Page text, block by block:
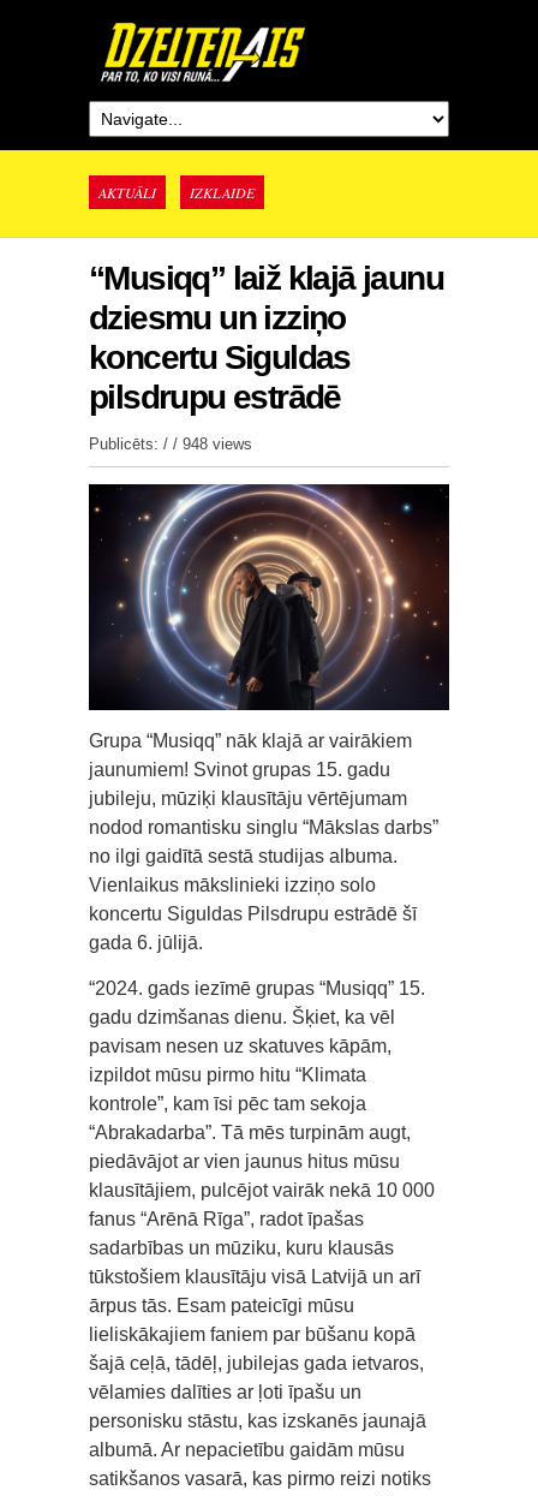
AKTUĀLI IZKLAIDE
“Musiqq” laiž klajā jaunu
dziesmu un izziņo
koncertu Siguldas
pilsdrupu estrādē
Publicēts: / / 948 views
Grupa “Musiqq” nāk klajā ar vairākiem
jaunumiem! Svinot grupas 15. gadu
jubileju, mūziķi klausītāju vērtējumam
nodod romantisku singlu “Mākslas darbs”
no ilgi gaidītā sestā studijas albuma.
Vienlaikus mākslinieki izziņo solo
koncertu Siguldas Pilsdrupu estrādē šī
gada 6. jūlijā.
“2024. gads iezīmē grupas “Musiqq” 15.
gadu dzimšanas dienu. Šķiet, ka vēl
pavisam nesen uz skatuves kāpām,
izpildot mūsu pirmo hitu “Klimata
kontrole”, kam īsi pēc tam sekoja
“Abrakadarba”. Tā mēs turpinām augt,
piedāvājot ar vien jaunus hitus mūsu
klausītājiem, pulcējot vairāk nekā 10 000
fanus “Arēnā Rīga”, radot īpašas
sadarbības un mūziku, kuru klausās
tūkstošiem klausītāju visā Latvijā un arī
ārpus tās. Esam pateicīgi mūsu
lieliskākajiem faniem par būšanu kopā
šajā ceļā, tādēļ, jubilejas gada ietvaros,
vēlamies dalīties ar ļoti īpašu un
personisku stāstu, kas izskanēs jaunajā
albumā. Ar nepacietību gaidām mūsu
satikšanos vasarā, kas pirmo reizi notiks